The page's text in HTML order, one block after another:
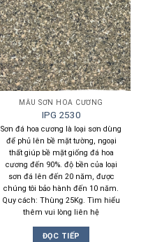
MẪU SƠN HOA CƯƠNG
IPG 2530
Sơn đá hoa cương là loại sơn dùng
để phủ lên bề mặt tường, ngoại
thất giúp bề mặt giống đá hoa
cương đến 90%. độ bền của loại
sơn đá lên đến 20 năm, được
chúng tôi bảo hành đến 10 năm.
Quy cách: Thùng 25Kg. Tìm hiểu
thêm vui lòng liên hệ
ĐỌC TIẾP